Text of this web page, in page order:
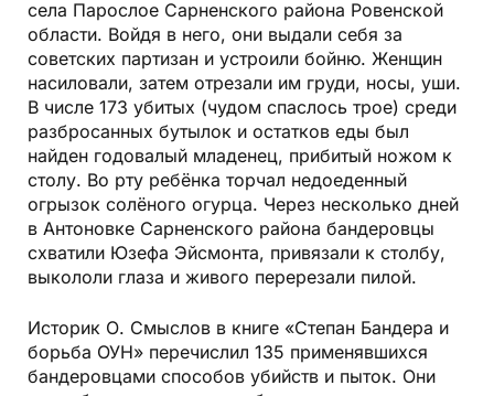
села Парослое Сарненского района Ровенской
области. Войдя в него, они выдали себя за
советских партизан и устроили бойню. Женщин
насиловали, затем отрезали им груди, носы, уши.
В числе 173 убитых (чудом спаслось трое) среди
разбросанных бутылок и остатков еды был
найден годовалый младенец, прибитый ножом к
столу. Во рту ребёнка торчал недоеденный
огрызок солёного огурца. Через несколько дней
в Антоновке Сарненского района бандеровцы
схватили Юзефа Эйсмонта, привязали к столбу,
выкололи глаза и живого перерезали пилой.
Историк О. Смыслов в книге «Степан Бандера и
борьба ОУН» перечислил 135 применявшихся
бандеровцами способов убийств и пыток. Они